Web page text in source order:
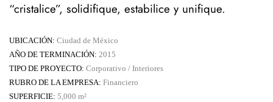
“cristalice”, solidifique, estabilice y unifique.
UBICACIÓN: Ciudad de México
AÑO DE TERMINACIÓN: 2015
TIPO DE PROYECTO: Corporativo / Interiores
RUBRO DE LA EMPRESA: Financiero
SUPERFICIE: 5,000 m²